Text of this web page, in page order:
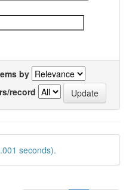
by
record
seconds).